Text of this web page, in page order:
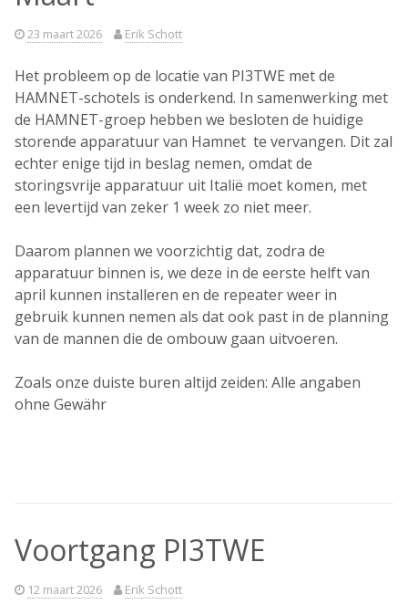
23 maart 2026 Erik Schott
Het probleem op de locatie van PI3TWE met de
HAMNET-schotels is onderkend. In samenwerking met
de HAMNET-groep hebben we besloten de huidige
storende apparatuur van Hamnet te vervangen. Dit zal
echter enige tijd in beslag nemen, omdat de
storingsvrije apparatuur uit Italië moet komen, met
een levertijd van zeker 1 week zo niet meer.
Daarom plannen we voorzichtig dat, zodra de
apparatuur binnen is, we deze in de eerste helft van
april kunnen installeren en de repeater weer in
gebruik kunnen nemen als dat ook past in de planning
van de mannen die de ombouw gaan uitvoeren.
Zoals onze duiste buren altijd zeiden: Alle angaben
ohne Gewähr
Voortgang PI3TWE
12 maart 2026 Erik Schott